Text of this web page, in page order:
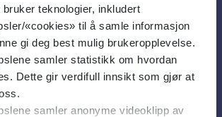
teknologier, inkludert
«cookies» til å samle informasjon
gi deg best mulig brukeropplevelse.
samler statistikk om hvordan
Dette gir verdifull innsikt som gjør at
samler anonyme videoklipp av
informasjonskapsler